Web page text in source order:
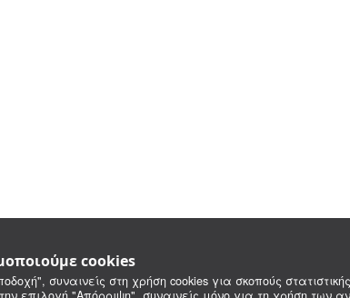
cookies
συναινείς στη χρήση cookies για σκοπούς